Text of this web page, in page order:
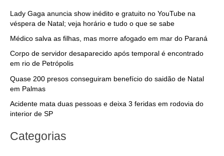
Lady Gaga anuncia show inédito e gratuito no YouTube na
véspera de Natal; veja horário e tudo o que se sabe
Médico salva as filhas, mas morre afogado em mar do Paraná
Corpo de servidor desaparecido após temporal é encontrado
em rio de Petrópolis
Quase 200 presos conseguiram benefício do saidão de Natal
em Palmas
Acidente mata duas pessoas e deixa 3 feridas em rodovia do
interior de SP
Categorias